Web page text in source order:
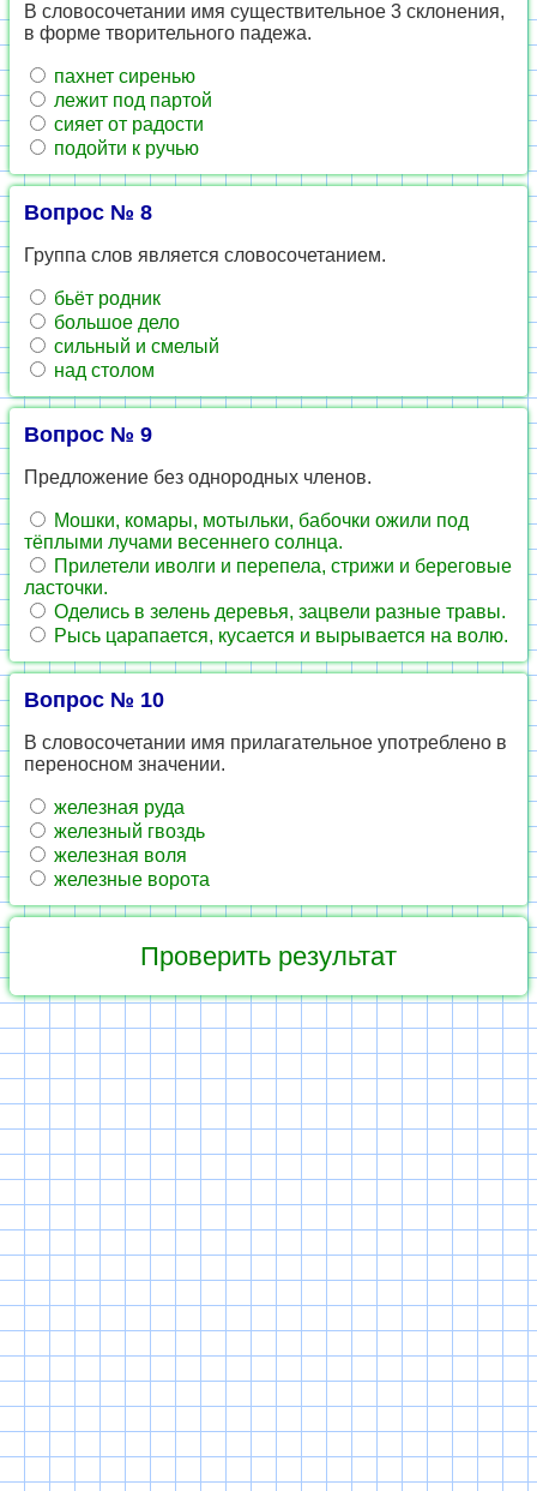
В словосочетании имя существительное 3 склонения,
в форме творительного падежа.
пахнет сиренью
лежит под партой
сияет от радости
подойти к ручью
Вопрос № 8
Группа слов является словосочетанием.
бьёт родник
большое дело
сильный и смелый
над столом
Вопрос № 9
Предложение без однородных членов.
Мошки, комары, мотыльки, бабочки ожили под
тёплыми лучами весеннего солнца.
Прилетели иволги и перепела, стрижи и береговые
ласточки.
Оделись в зелень деревья, зацвели разные травы.
Рысь царапается, кусается и вырывается на волю.
Вопрос № 10
В словосочетании имя прилагательное употреблено в
переносном значении.
железная руда
железный гвоздь
железная воля
железные ворота